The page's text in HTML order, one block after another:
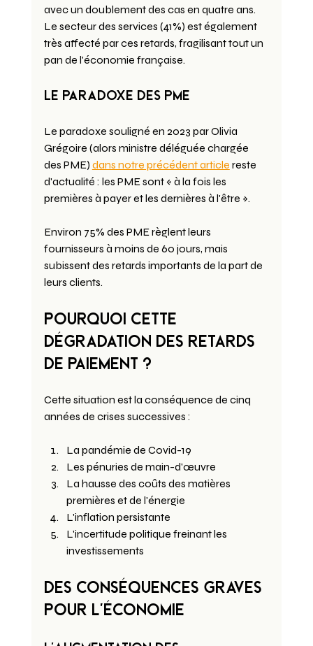
avec un doublement des cas en quatre ans.
Le secteur des services (41%) est également
très affecté par ces retards, fragilisant tout un
pan de l'économie française.
Le paradoxe des PME
Le paradoxe souligné en 2023 par Olivia
Grégoire (alors ministre déléguée chargée
des PME) dans notre précédent article reste
d'actualité : les PME sont « à la fois les
premières à payer et les dernières à l'être ».
Environ 75% des PME règlent leurs
fournisseurs à moins de 60 jours, mais
subissent des retards importants de la part de
leurs clients.
Pourquoi cette
dégradation DES RETARDS
DE PAIEMENT ?
Cette situation est la conséquence de cinq
années de crises successives :
La pandémie de Covid-19
Les pénuries de main-d'œuvre
La hausse des coûts des matières
premières et de l'énergie
L'inflation persistante
L'incertitude politique freinant les
investissements
Des conséquences graves
pour l'économie